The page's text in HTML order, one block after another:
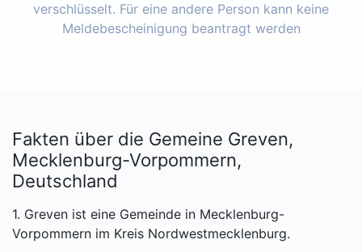
verschlüsselt. Für eine andere Person kann keine
Meldebescheinigung beantragt werden
Fakten über die Gemeine Greven,
Mecklenburg-Vorpommern,
Deutschland
1. Greven ist eine Gemeinde in Mecklenburg-
Vorpommern im Kreis Nordwestmecklenburg.